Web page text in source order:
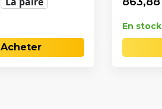
Acheter
En stock